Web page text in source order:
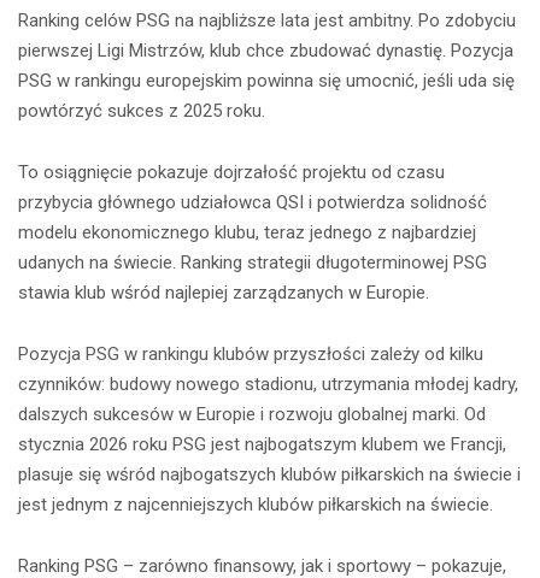
Ranking celów PSG na najbliższe lata jest ambitny. Po zdobyciu
pierwszej Ligi Mistrzów, klub chce zbudować dynastię. Pozycja
PSG w rankingu europejskim powinna się umocnić, jeśli uda się
powtórzyć sukces z 2025 roku.
To osiągnięcie pokazuje dojrzałość projektu od czasu
przybycia głównego udziałowca QSI i potwierdza solidność
modelu ekonomicznego klubu, teraz jednego z najbardziej
udanych na świecie. Ranking strategii długoterminowej PSG
stawia klub wśród najlepiej zarządzanych w Europie.
Pozycja PSG w rankingu klubów przyszłości zależy od kilku
czynników: budowy nowego stadionu, utrzymania młodej kadry,
dalszych sukcesów w Europie i rozwoju globalnej marki. Od
stycznia 2026 roku PSG jest najbogatszym klubem we Francji,
plasuje się wśród najbogatszych klubów piłkarskich na świecie i
jest jednym z najcenniejszych klubów piłkarskich na świecie.
Ranking PSG – zarówno finansowy, jak i sportowy – pokazuje,